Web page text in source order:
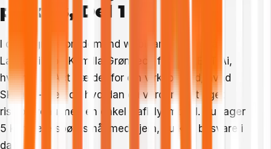
praksis, Del 1
I dette gratis on-demand webinar gennemgår
Lasse Siig og Kamilla Grønbech fra ZELLERT Ai,
hvornår Ai Act gælder for din virksomhed, hvad
Skygge-Ai er, og hvordan du vurderer dit eget
risikoniveau med en enkel trafiklysmodel. Du tager
5 konkrete spørgsmål med hjem, du kan besvare i
dag.